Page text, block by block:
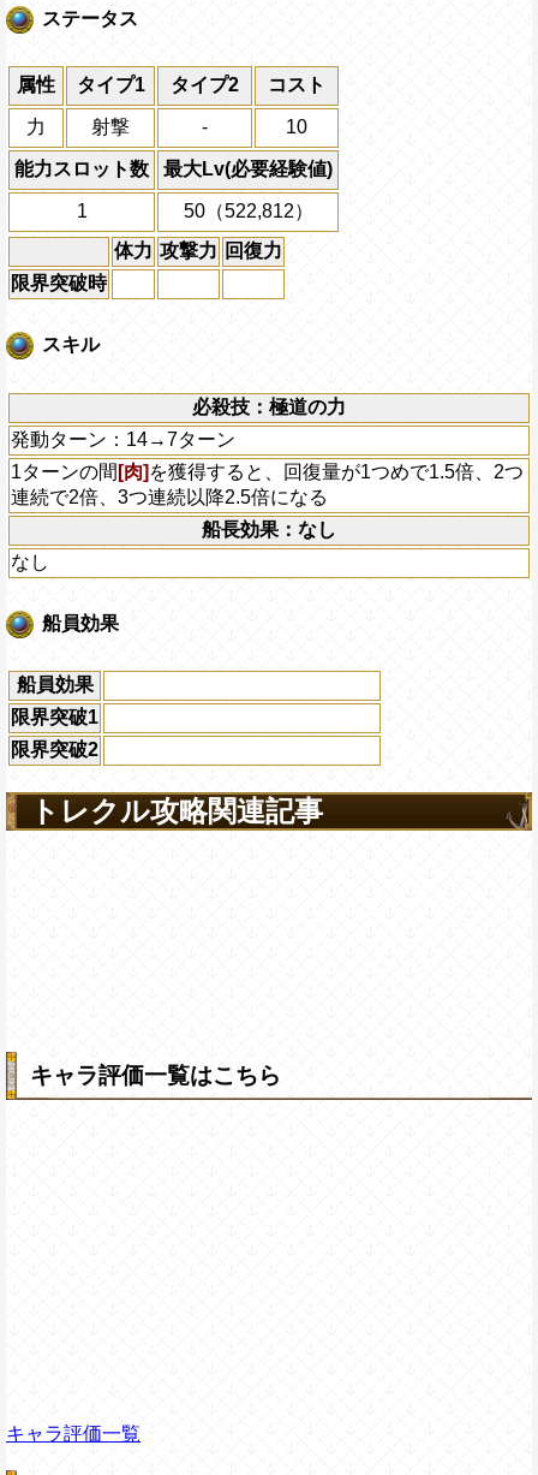
ステータス
属性 タイプ1 タイプ2 コスト
力 射撃 - 10
能力スロット数 最大Lv(必要経験値)
1
50（522,812）
体力 攻撃力 回復力
限界突破時
スキル
必殺技：極道の力
発動ターン：14→7ターン
1ターンの間 [肉] を獲得すると、回復量が1つめで1.5倍、2つ
連続で2倍、3つ連続以降2.5倍になる
船長効果：なし
なし
船員効果
船員効果
限界突破1
限界突破2
トレクル攻略関連記事
キャラ評価一覧はこちら
キャラ評価一覧